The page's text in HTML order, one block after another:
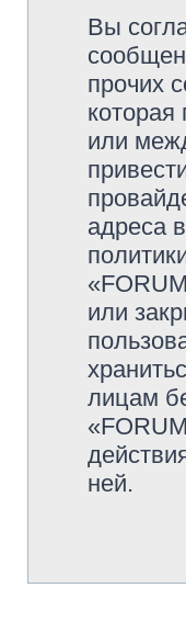
Вы
прочих
которая
или
адреса
или
лицам
ней.